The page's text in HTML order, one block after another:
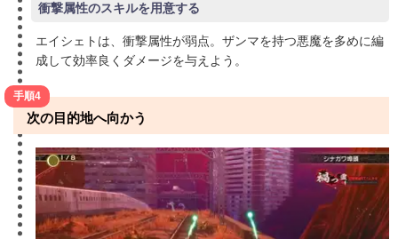
衝撃属性のスキルを用意する
エイシェトは、衝撃属性が弱点。ザンマを持つ悪魔を多めに編
成して効率良くダメージを与えよう。
次の目的地へ向かう
手順4